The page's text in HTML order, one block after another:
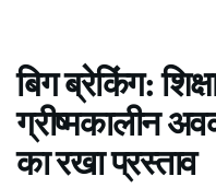
बिग ब्रेकिंग:
ग्रीष्मकालीन
का रखा प्रस्ताव